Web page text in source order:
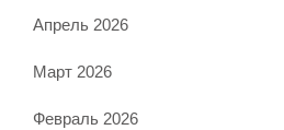
Апрель 2026
Март 2026
Февраль 2026